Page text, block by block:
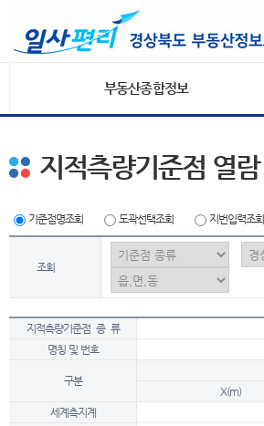
부동산종합정보
지적측량기준점 열람
기준점명조회 도곽선택조회 지번입력조회
조회
지적측량기준점 종 류
명칭 및 번호
구분
X(m)
세계측지계